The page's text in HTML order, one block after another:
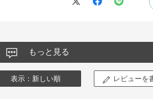
もっと見る
表示：新しい順 レビューを